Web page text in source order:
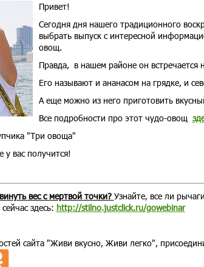
Привет!
Сегодня дня нашего традиционного
выбрать выпуск с интересной
овощ.
Правда, в нашем районе он встречается
Его называют и ананасом на грядке, и
А еще можно из него приготовить
Все подробности про этот чудо-овощ
"Три овоща"
у вас получится!
вес с мертвой точки? Узнайте, все ли
здесь: http://stilno.justclick.ru/gowebinar
сайта "Живи вкусно, Живи легко",